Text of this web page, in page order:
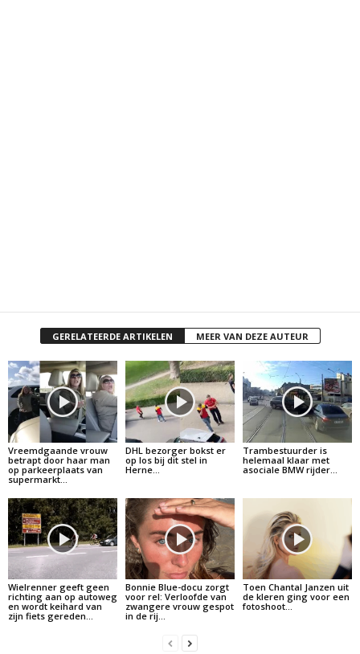
GERELATEERDE ARTIKELEN MEER VAN DEZE AUTEUR
Vreemdgaande vrouw
betrapt door haar man
op parkeerplaats van
supermarkt…
DHL bezorger bokst er
op los bij dit stel in
Herne…
Trambestuurder is
helemaal klaar met
asociale BMW rijder…
Wielrenner geeft geen
richting aan op autoweg
en wordt keihard van
zijn fiets gereden…
Bonnie Blue-docu zorgt
voor rel: Verloofde van
zwangere vrouw gespot
in de rij…
Toen Chantal Janzen uit
de kleren ging voor een
fotoshoot…